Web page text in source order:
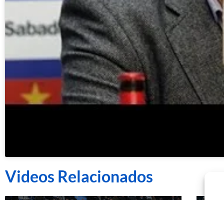
Videos Relacionados